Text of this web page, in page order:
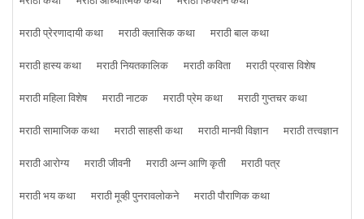
मराठी प्रेरणादायी कथा
मराठी क्लासिक कथा
मराठी बाल कथा
मराठी हास्य कथा
मराठी नियतकालिक मराठी कविता
मराठी प्रवास विशेष
मराठी महिला विशेष
मराठी नाटक मराठी प्रेम कथा
मराठी गुप्तचर कथा
मराठी सामाजिक कथा
मराठी साहसी कथा मराठी मानवी विज्ञान
मराठी तत्त्वज्ञान
मराठी आरोग्य
मराठी जीवनी मराठी अन्न आणि कृती
मराठी पत्र
मराठी भय कथा
मराठी मूव्ही पुनरावलोकने
मराठी पौराणिक कथा